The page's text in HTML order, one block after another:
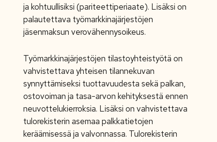
ja kohtuullisiksi (pariteettiperiaate). Lisäksi on
palautettava työmarkkinajärjestöjen
jäsenmaksun verovähennysoikeus.
Työmarkkinajärjestöjen tilastoyhteistyötä on
vahvistettava yhteisen tilannekuvan
synnyttämiseksi tuottavuudesta sekä palkan,
ostovoiman ja tasa-arvon kehityksestä ennen
neuvottelukierroksia. Lisäksi on vahvistettava
tulorekisterin asemaa palkkatietojen
keräämisessä ja valvonnassa. Tulorekisterin